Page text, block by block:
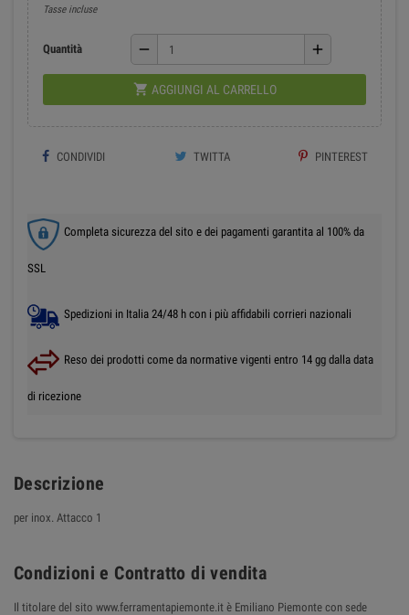
Tasse incluse
Quantità remove add
 AGGIUNGI AL CARRELLO
CONDIVIDI TWITTA PINTEREST
Completa sicurezza del sito e dei pagamenti garantita al 100% da
SSL
Spedizioni in Italia 24/48 h con i più affidabili corrieri nazionali
Reso dei prodotti come da normative vigenti entro 14 gg dalla data
di ricezione
Descrizione
per inox. Attacco 1
Condizioni e Contratto di vendita
Il titolare del sito www.ferramentapiemonte.it è Emiliano Piemonte con sede